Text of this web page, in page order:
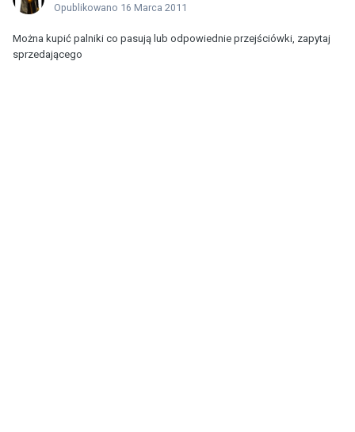
Opublikowano 16 Marca 2011
Można kupić palniki co pasują lub odpowiednie przejściówki, zapytaj
sprzedającego